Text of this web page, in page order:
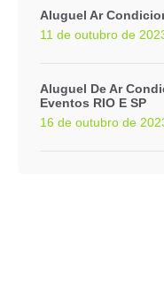
Aluguel Ar
11 de outubro de
Aluguel De Ar
Eventos RIO E SP
16 de outubro de